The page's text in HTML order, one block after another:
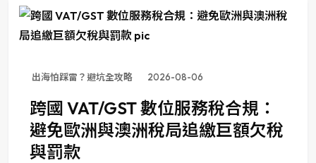
出海怕踩雷？避坑全攻略 2026-08-06
跨國 VAT/GST 數位服務稅合規：
避免歐洲與澳洲稅局追繳巨額欠稅
與罰款